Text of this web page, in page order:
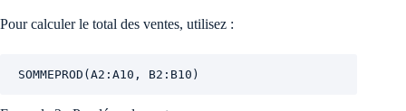
Pour calculer le total des ventes, utilisez :
SOMMEPROD(A2:A10, B2:B10)